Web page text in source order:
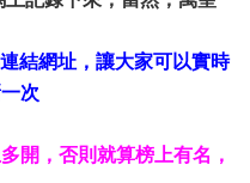
結網址，讓大家可以實時
次
開，否則就算榜上有名，